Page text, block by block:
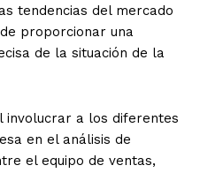
tendencias del mercado
proporcionar una
de la situación de la
involucrar a los diferentes
en el análisis de
el equipo de ventas,